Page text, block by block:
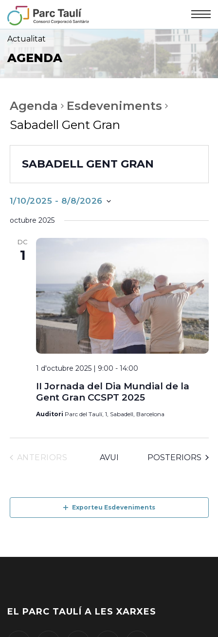
Skip
to
Content
Skip
to
navigation
Actualitat
AGENDA
Agenda
Esdeveniments
Sabadell Gent Gran
SABADELL GENT GRAN
1/10/2025 - 8/8/2026
selecciona
octubre 2025
DC
1
1 d'octubre 2025 | 9:00 - 14:00
II Jornada del Dia Mundial de la
Gent Gran CCSPT 2025
Auditori Parc del Taulí, 1, Sabadell, Barcelona
ESDEVENIMENTS
ANTERIORS AVUI ESDEVENIMENTS
POSTERIORS
Exporteu Esdeveniments
EL PARC TAULÍ A LES XARXES